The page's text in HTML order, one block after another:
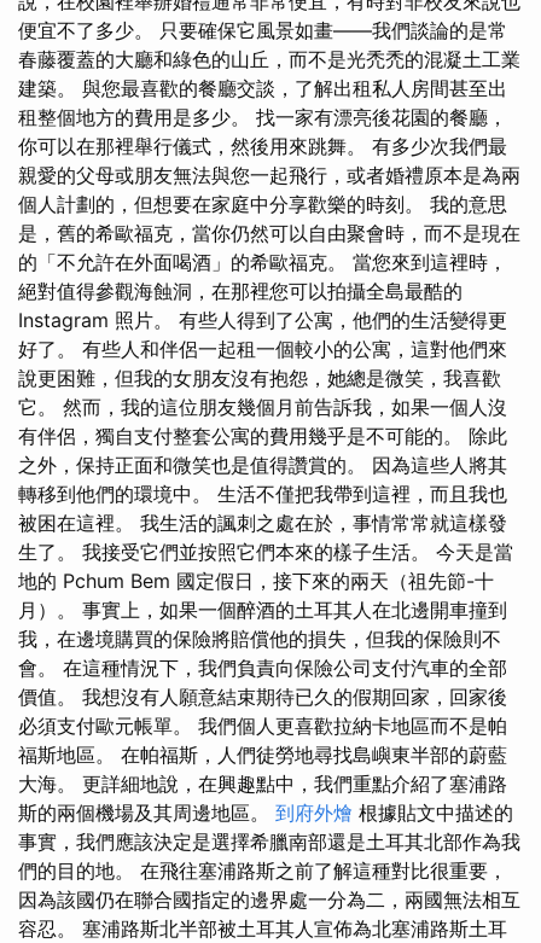
便宜不了多少。 只要確保它風景如畫——我們談論的是常
春藤覆蓋的大廳和綠色的山丘，而不是光禿禿的混凝土工業
建築。 與您最喜歡的餐廳交談，了解出租私人房間甚至出
租整個地方的費用是多少。 找一家有漂亮後花園的餐廳，
你可以在那裡舉行儀式，然後用來跳舞。 有多少次我們最
親愛的父母或朋友無法與您一起飛行，或者婚禮原本是為兩
個人計劃的，但想要在家庭中分享歡樂的時刻。 我的意思
是，舊的希歐福克，當你仍然可以自由聚會時，而不是現在
的「不允許在外面喝酒」的希歐福克。 當您來到這裡時，
絕對值得參觀海蝕洞，在那裡您可以拍攝全島最酷的
Instagram 照片。 有些人得到了公寓，他們的生活變得更
好了。 有些人和伴侶一起租一個較小的公寓，這對他們來
說更困難，但我的女朋友沒有抱怨，她總是微笑，我喜歡
它。 然而，我的這位朋友幾個月前告訴我，如果一個人沒
有伴侶，獨自支付整套公寓的費用幾乎是不可能的。 除此
之外，保持正面和微笑也是值得讚賞的。 因為這些人將其
轉移到他們的環境中。 生活不僅把我帶到這裡，而且我也
被困在這裡。 我生活的諷刺之處在於，事情常常就這樣發
生了。 我接受它們並按照它們本來的樣子生活。 今天是當
地的 Pchum Bem 國定假日，接下來的兩天（祖先節-十
月）。 事實上，如果一個醉酒的土耳其人在北邊開車撞到
我，在邊境購買的保險將賠償他的損失，但我的保險則不
會。 在這種情況下，我們負責向保險公司支付汽車的全部
價值。 我想沒有人願意結束期待已久的假期回家，回家後
必須支付歐元帳單。 我們個人更喜歡拉納卡地區而不是帕
福斯地區。 在帕福斯，人們徒勞地尋找島嶼東半部的蔚藍
大海。 更詳細地說，在興趣點中，我們重點介紹了塞浦路
斯的兩個機場及其周邊地區。 到府外燴 根據貼文中描述的
事實，我們應該決定是選擇希臘南部還是土耳其北部作為我
們的目的地。 在飛往塞浦路斯之前了解這種對比很重要，
因為該國仍在聯合國指定的邊界處一分為二，兩國無法相互
容忍。 塞浦路斯北半部被土耳其人宣佈為北塞浦路斯土耳